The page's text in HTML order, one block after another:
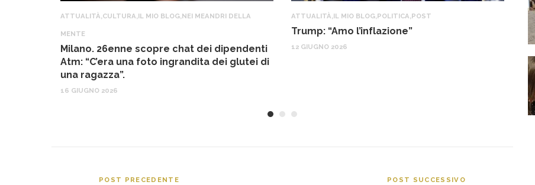
ATTUALITÀ,CULTURA,IL MIO BLOG,NEI MEANDRI DELLA
MENTE
Milano. 26enne scopre chat dei dipendenti
Atm: “C’era una foto ingrandita dei glutei di
una ragazza”.
16 GIUGNO 2026
ATTUALITÀ,IL MIO BLOG,POLITICA,POST
Trump: “Amo l’inflazione”
12 GIUGNO 2026
IL
22
POST PRECEDENTE POST SUCCESSIVO